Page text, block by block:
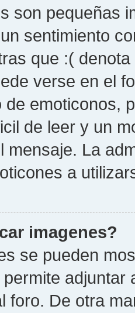
son pequeñas
sentimiento
que :(
verse en el
de emoticonos,
de leer y un
mensaje. La
a
imagenes?
se pueden
foro. De otra